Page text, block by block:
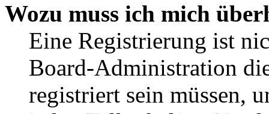
Wozu muss ich mich
Eine Registrierung ist
Board-Administration
registriert sein müssen,